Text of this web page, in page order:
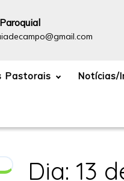
Pastorais Notícias/
Dia: 13